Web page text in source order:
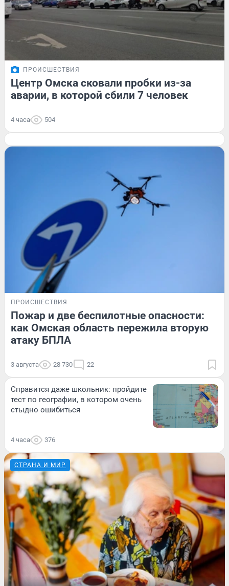
ПРОИСШЕСТВИЯ
Центр Омска сковали пробки из-за
аварии, в которой сбили 7 человек
4 часа 504
ПРОИСШЕСТВИЯ
Пожар и две беспилотные опасности:
как Омская область пережила вторую
атаку БПЛА
3 августа 28 730 22
Справится даже школьник: пройдите
тест по географии, в котором очень
стыдно ошибиться
4 часа 376
СТРАНА И МИР